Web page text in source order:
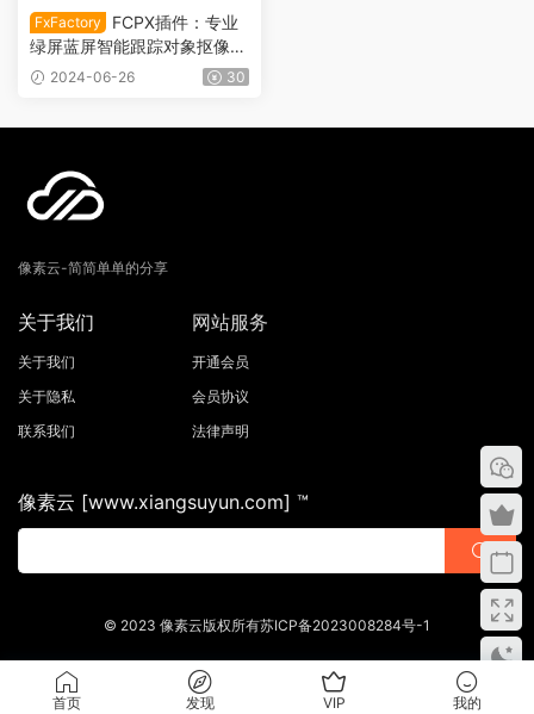
FxFactory
FCPX插件：专业
绿屏蓝屏智能跟踪对象抠像工
具 Hawaiki Keyer 5 VFX002
2024-06-26 30
像素云-简简单单的分享
关于我们
关于我们
关于隐私
联系我们
网站服务
开通会员
会员协议
法律声明
像素云 [www.xiangsuyun.com] ™
© 2023 像素云版权所有苏ICP备2023008284号-1
首页 发现 VIP 我的